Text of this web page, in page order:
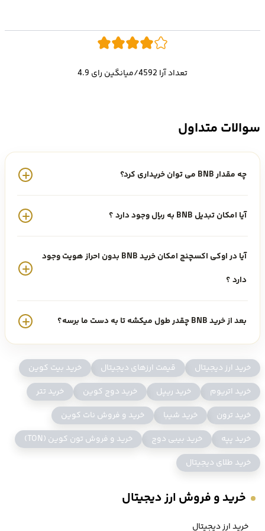
چه کسانی بنیانگذار کوین بایننس هستند؟
در پاسخ به این سوال که ارز BNB چیست؟ میتوان گفت:
ارز دیجیتال بایننس کوین که با نماد BNB معامله می شود، در رتبه 4 از نظر
صرافی اوکی اکسچنج فراهم شده است. همچنینقیمت بایننس کوین
BNB امروز ۱۴۰۵/۵/۱۶ ، معادل 587.2 دلار است که با احتساب
امروز، 110,276,308 تومان معامله می شود.
خرید BNB
یکی از پرطرفدارترین و البته پرکاربردترین آلت کوین ها در بازار ارزهای
دیجیتال،ارز بایننس کوینیا BNB است. خرید بایننس کوینچه برای سرمایه
گذاری و یا پرداخت کارمزد و حتی استکینگ، بسیار مورد توجه معامله گران
است.
از آنجایی که BNB،
ارز دیجیتال صرافی بایننس
خوبی در بازار کریپتوکارنسی به دست آورده و در میان ده ارز برتر بازار ارزهای
تعداد آرا 4592/میانگین رای 4.9
سوالات متداول
چه مقدار BNB می توان خریداری کرد؟
آیا امکان تبدیل BNB به ریال وجود دارد ؟
آیا در اوکی اکسچنج امکان خرید BNB بدون احراز هویت وجود
دارد ؟
بعد از خرید BNB چقدر طول میکشه تا به دست ما برسه؟
خرید ارز دیجیتال قیمت ارزهای دیجیتال
خرید بیت کوین
خرید اتریوم
خرید ریپل خرید دوج کوین
خرید تتر
خرید ترون
خرید شیبا
خرید و فروش نات کوین
خرید پپه
خرید بیبی دوج
خرید و فروش تون کوین (TON)
خرید طلای دیجیتال
خرید و فروش ارز دیجیتال
خرید ارز دیجیتال